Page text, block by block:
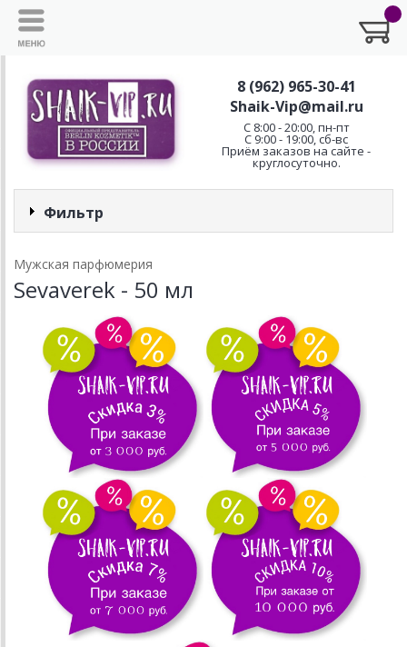
8 (962) 965-30-41
Shaik-Vip@mail.ru
C 8:00 - 20:00, пн-пт
С 9:00 - 19:00, сб-вс
Приём заказов на сайте -
круглосуточно.
Фильтр
Мужская парфюмерия
Sevaverek - 50 мл